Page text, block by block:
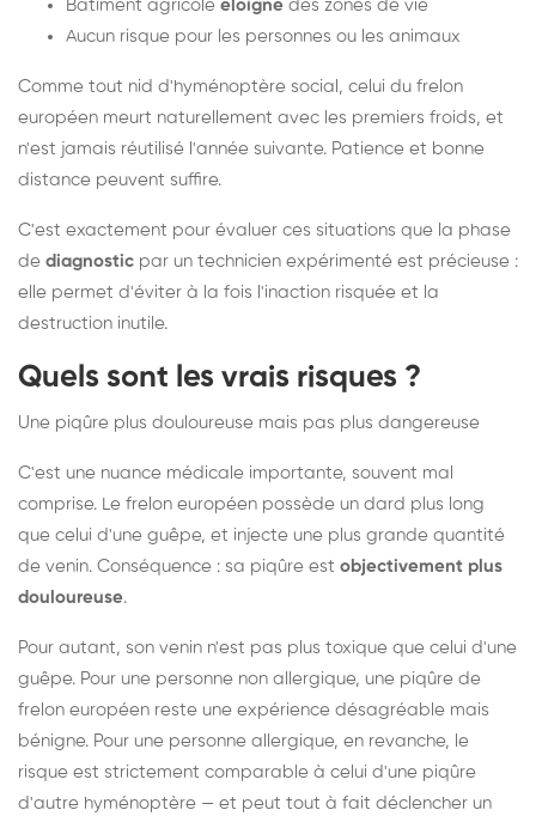
Bâtiment agricole éloigné des zones de vie
Aucun risque pour les personnes ou les animaux
Comme tout nid d'hyménoptère social, celui du frelon
européen meurt naturellement avec les premiers froids, et
n'est jamais réutilisé l'année suivante. Patience et bonne
distance peuvent suffire.
C'est exactement pour évaluer ces situations que la phase
de diagnostic par un technicien expérimenté est précieuse :
elle permet d'éviter à la fois l'inaction risquée et la
destruction inutile.
Quels sont les vrais risques ?
Une piqûre plus douloureuse mais pas plus dangereuse
C'est une nuance médicale importante, souvent mal
comprise. Le frelon européen possède un dard plus long
que celui d'une guêpe, et injecte une plus grande quantité
de venin. Conséquence : sa piqûre est objectivement plus
douloureuse.
Pour autant, son venin n'est pas plus toxique que celui d'une
guêpe. Pour une personne non allergique, une piqûre de
frelon européen reste une expérience désagréable mais
bénigne. Pour une personne allergique, en revanche, le
risque est strictement comparable à celui d'une piqûre
d'autre hyménoptère — et peut tout à fait déclencher un